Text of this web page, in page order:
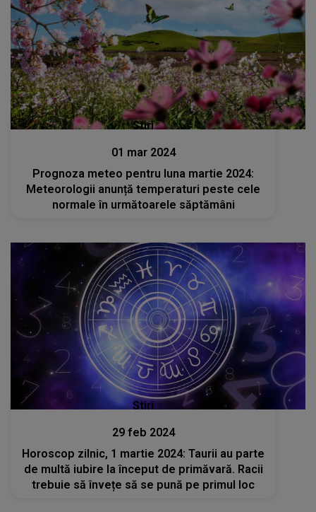
Stiri
01 mar 2024
Prognoza meteo pentru luna martie 2024:
Meteorologii anunță temperaturi peste cele
normale în următoarele săptămâni
Stiri
29 feb 2024
Horoscop zilnic, 1 martie 2024: Taurii au parte
de multă iubire la început de primăvară. Racii
trebuie să învețe să se pună pe primul loc